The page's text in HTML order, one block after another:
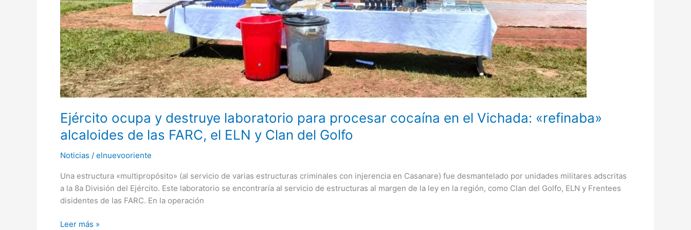
Ejército ocupa y destruye laboratorio para procesar cocaína en el Vichada: «refinaba»
alcaloides de las FARC, el ELN y Clan del Golfo
Noticias / elnuevooriente
Una estructura «multipropósito» (al servicio de varias estructuras criminales con injerencia en Casanare) fue desmantelado por unidades militares adscritas
a la 8a División del Ejército. Este laboratorio se encontraría al servicio de estructuras al margen de la ley en la región, como Clan del Golfo, ELN y Frentees
disidentes de las FARC. En la operación
«refinaba»
alcaloides
de
las
FARC,
el
ELN
y
Clan
del
Golfo
Leer más »